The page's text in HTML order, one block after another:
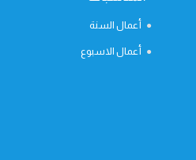
أعمال السنة
أعمال الاسبوع